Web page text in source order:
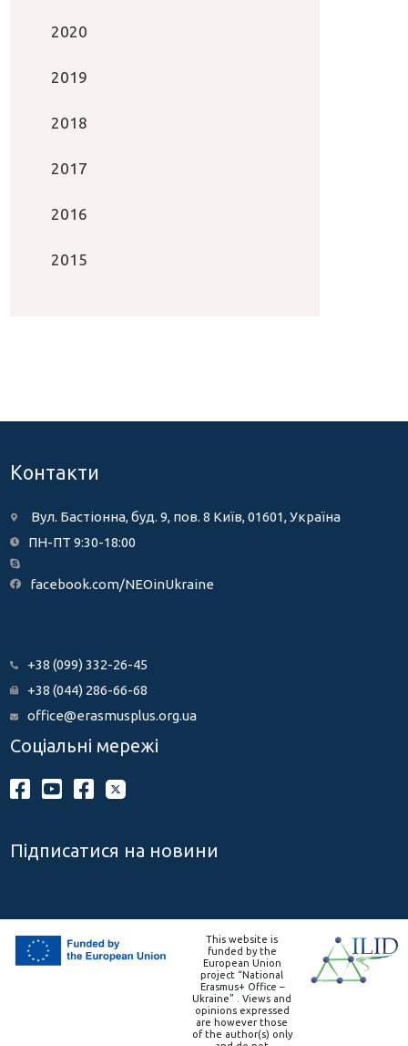
2020
2019
2018
2017
2016
2015
Контакти
Вул. Бастіонна, буд. 9, пов. 8 Київ, 01601, Україна
ПН-ПТ 9:30-18:00
facebook.com/NEOinUkraine
+38 (099) 332-26-45
+38 (044) 286-66-68
office@erasmusplus.org.ua
Соціальні мережі
Підписатися на новини
This website is
funded by the
European Union
project “National
Erasmus+ Office –
Ukraine” . Views and
opinions expressed
are however those
of the author(s) only